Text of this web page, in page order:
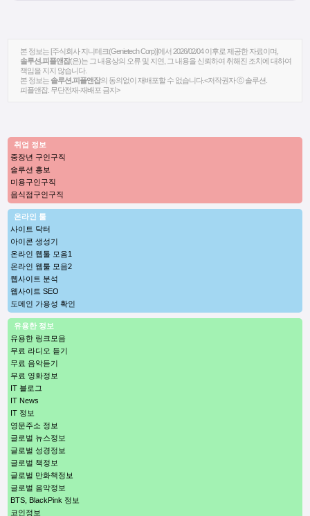
본 정보는 [주식회사 지니테크(Genietech Corp)]에서 2026/02/04 이후로 제공한 자료이며,
솔루션.피플앤잡(은)는 그 내용상의 오류 및 지연, 그 내용을 신뢰하여 취해진 조치에 대하여
책임을 지지 않습니다.
본 정보는 솔루션.피플앤잡의 동의없이 재배포할 수 없습니다.<저작권자 ⓒ 솔루션.
피플앤잡. 무단전재-재배포 금지>
취업 정보
중장년 구인구직
솔루션 홍보
미용구인구직
음식점구인구직
온라인 툴
사이트 닥터
아이콘 생성기
온라인 웹툴 모음1
온라인 웹툴 모음2
웹사이트 분석
웹사이트 SEO
도메인 가용성 확인
유용한 정보
유용한 링크모음
무료 라디오 듣기
무료 음악듣기
무료 영화정보
IT 블로그
IT News
IT 정보
영문주소 정보
글로벌 뉴스정보
글로벌 성경정보
글로벌 책정보
글로벌 만화책정보
글로벌 음악정보
BTS, BlackPink 정보
코인정보